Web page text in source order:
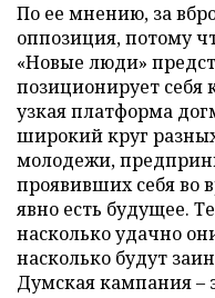
По ее мнению, за
оппозиция, потому
«Новые люди»
позиционирует себя
узкая платформа
широкий круг
молодежи,
проявивших себя во
явно есть будущее.
насколько удачно
насколько будут
Думская кампания –